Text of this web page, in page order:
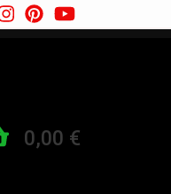
0,00 €